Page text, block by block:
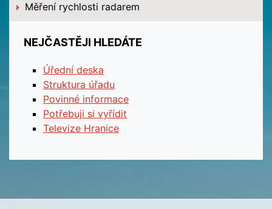
Měření rychlosti radarem
NEJČASTĚJI HLEDÁTE
Úřední deska
Struktura úřadu
Povinné informace
Potřebuji si vyřídit
Televize Hranice